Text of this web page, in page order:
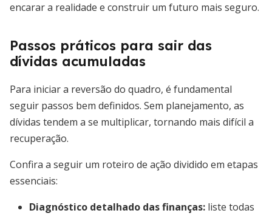
encarar a realidade e construir um futuro mais seguro.
Passos práticos para sair das
dívidas acumuladas
Para iniciar a reversão do quadro, é fundamental
seguir passos bem definidos. Sem planejamento, as
dívidas tendem a se multiplicar, tornando mais difícil a
recuperação.
Confira a seguir um roteiro de ação dividido em etapas
essenciais:
Diagnóstico detalhado das finanças: liste todas